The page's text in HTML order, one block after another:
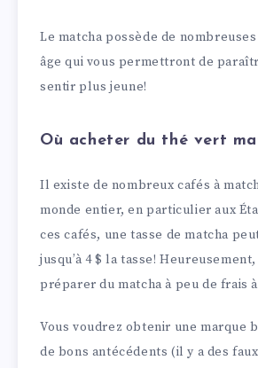
Le matcha possède de
âge qui vous permettront de
sentir plus jeune!
Où acheter du thé vert
Il existe de nombreux cafés à
monde entier, en particulier aux
ces cafés, une tasse de matcha
jusqu’à 4 $ la tasse!
préparer du matcha à peu de frais
Vous voudrez obtenir une marque
de bons antécédents (il y a des